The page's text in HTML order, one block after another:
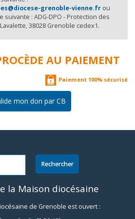
grenoble-vienne.fr ou
suivante : ADG-DPO - Protection des
38028 Grenoble cedex1.
AU PAIEMENT
Paiement 100% sécurisé
mon don par CB
la Maison diocésaine
de Grenoble est ouvert :